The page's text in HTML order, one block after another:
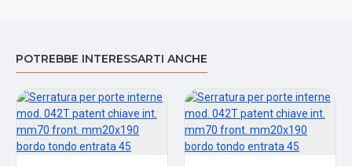
POTREBBE INTERESSARTI ANCHE